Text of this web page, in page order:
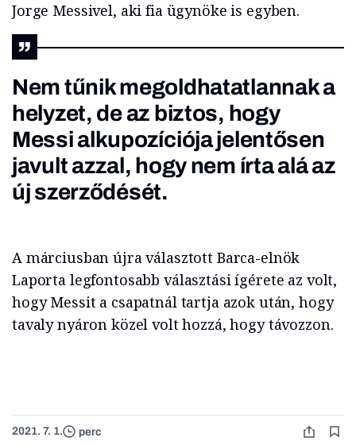
Jorge Messivel, aki fia ügynöke is egyben.
Nem tűnik megoldhatatlannak a
helyzet, de az biztos, hogy
Messi alkupozíciója jelentősen
javult azzal, hogy nem írta alá az
új szerződését.
A márciusban újra választott Barca-elnök
Laporta legfontosabb választási ígérete az volt,
hogy Messit a csapatnál tartja azok után, hogy
tavaly nyáron közel volt hozzá, hogy távozzon.
2021. 7. 1. perc